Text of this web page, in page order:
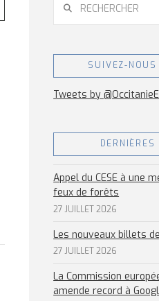
SUIVEZ-
Tweets by
Appel du CESE à une
feux de forêts
27 JUILLET 2026
Les nouveaux billets
27 JUILLET 2026
La Commission
amende record à